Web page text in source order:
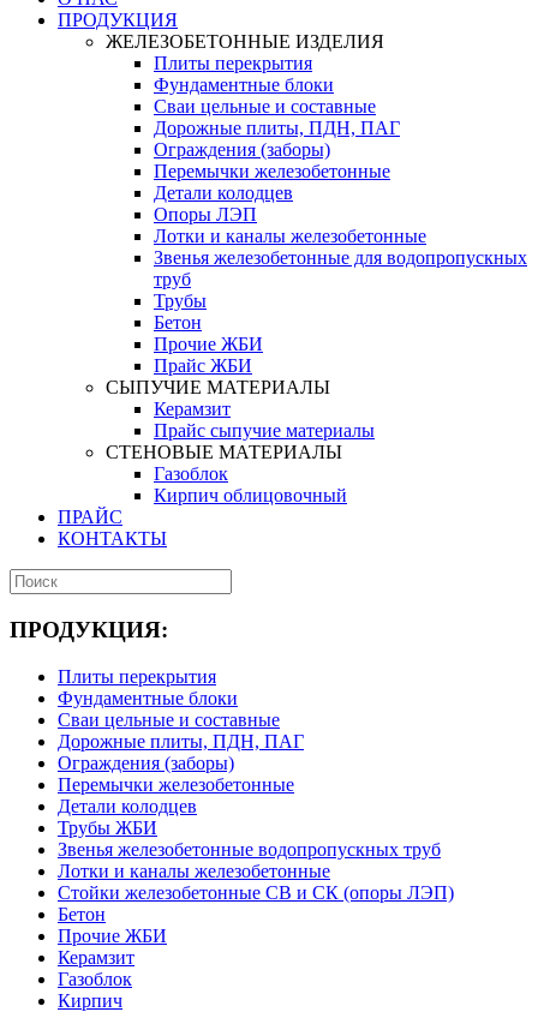
ПРОДУКЦИЯ
ЖЕЛЕЗОБЕТОННЫЕ ИЗДЕЛИЯ
Плиты перекрытия
Фундаментные блоки
Сваи цельные и составные
Дорожные плиты, ПДН, ПАГ
Ограждения (заборы)
Перемычки железобетонные
Детали колодцев
Опоры ЛЭП
Лотки и каналы железобетонные
Звенья железобетонные для водопропускных
труб
Трубы
Бетон
Прочие ЖБИ
Прайс ЖБИ
СЫПУЧИЕ МАТЕРИАЛЫ
Керамзит
Прайс сыпучие материалы
СТЕНОВЫЕ МАТЕРИАЛЫ
Газоблок
Кирпич облицовочный
ПРАЙС
КОНТАКТЫ
ПРОДУКЦИЯ:
Плиты перекрытия
Фундаментные блоки
Сваи цельные и составные
Дорожные плиты, ПДН, ПАГ
Ограждения (заборы)
Перемычки железобетонные
Детали колодцев
Трубы ЖБИ
Звенья железобетонные водопропускных труб
Лотки и каналы железобетонные
Стойки железобетонные СВ и СК (опоры ЛЭП)
Бетон
Прочие ЖБИ
Керамзит
Газоблок
Кирпич